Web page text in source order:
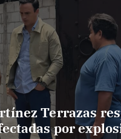
Terrazas
por